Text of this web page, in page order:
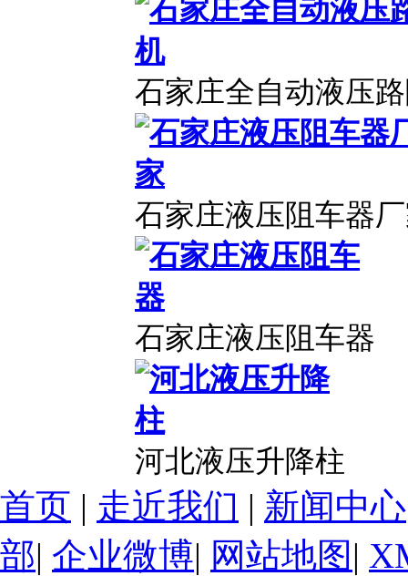
石家庄全自动液压
石家庄液压阻车器
石家庄液压阻车器
河北液压升降柱
首页 | 走近我们 | 新闻中心
部| 企业微博| 网站地图 |